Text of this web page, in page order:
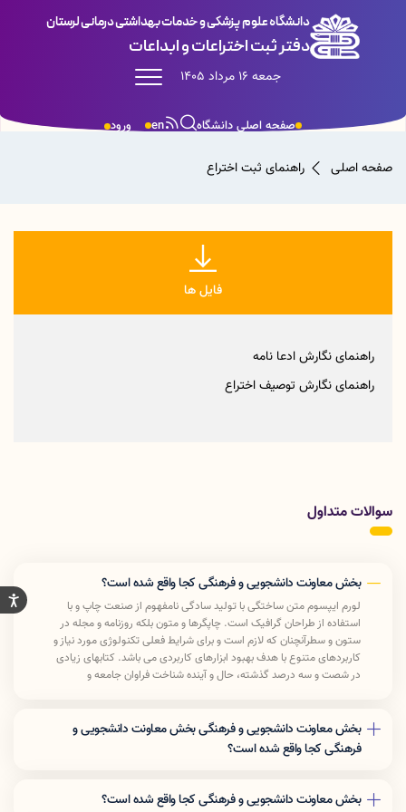
دانشگاه علوم پزشکی و خدمات بهداشتی درمانی لرستان
دفتر ثبت اختراعات و ابداعات
جمعه 16 مرداد 1405
ورود en صفحه اصلی دانشگاه
صفحه اصلی راهنمای ثبت اختراع
فایل ها
راهنمای نگارش ادعا نامه
راهنمای نگارش توصیف اختراع
سوالات متداول
بخش معاونت دانشجویی و فرهنگی کجا واقع شده است؟
لورم ایپسوم متن ساختگی با تولید سادگی نامفهوم از صنعت چاپ و با
استفاده از طراحان گرافیک است. چاپگرها و متون بلکه روزنامه و مجله در
ستون و سطرآنچنان که لازم است و برای شرایط فعلی تکنولوژی مورد نیاز و
کاربردهای متنوع با هدف بهبود ابزارهای کاربردی می باشد. کتابهای زیادی
در شصت و سه درصد گذشته، حال و آینده شناخت فراوان جامعه و
در این صورت می توان امید داشت که تمام و دشواری موجود در ارائه
راهکارها و شرایط سخت تایپ به پایان رسد وزمان مورد نیاز شامل حروفچینی
دستاوردهای اصلی و جوابگوی سوالات پیوسته اهل دنیای موجود طراحی
لورم ایپسوم متن ساختگی با تولید سادگی نامفهوم از صنعت چاپ و با
بخش معاونت دانشجویی و فرهنگی بخش معاونت دانشجویی و
فرهنگی کجا واقع شده است؟
ستون و سطرآنچنان که لازم است و برای شرایط فعلی تکنولوژی مورد نیاز و
بخش معاونت دانشجویی و فرهنگی کجا واقع شده است؟